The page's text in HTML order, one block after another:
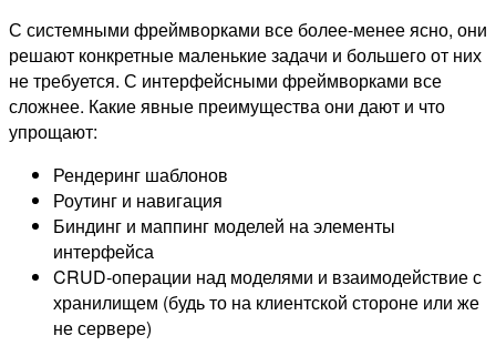
С системными фреймворками все более-менее ясно, они
решают конкретные маленькие задачи и большего от них
не требуется. С интерфейсными фреймворками все
сложнее. Какие явные преимущества они дают и что
упрощают:
Рендеринг шаблонов
Роутинг и навигация
Биндинг и маппинг моделей на элементы
интерфейса
CRUD-операции над моделями и взаимодействие с
хранилищем (будь то на клиентской стороне или же
не сервере)